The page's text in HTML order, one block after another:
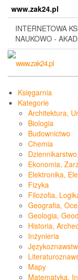
content
www.zak24.pl
INTERNETOWA
NAUKOWO -
Księgarnia
Kategorie
Architektura,
Biologia
Budownictwo
Chemia
Ekonomia,
Elektronika,
Fizyka
Filozofia,
Geografia,
Geologia,
Historia,
Inżynieria
Mapy
Matematyka,